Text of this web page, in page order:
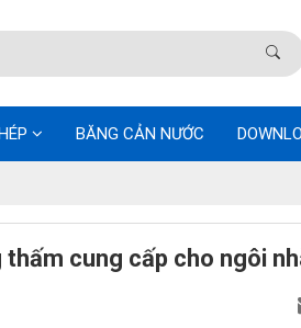
BĂNG CẢN NƯỚC
cung cấp cho ngôi